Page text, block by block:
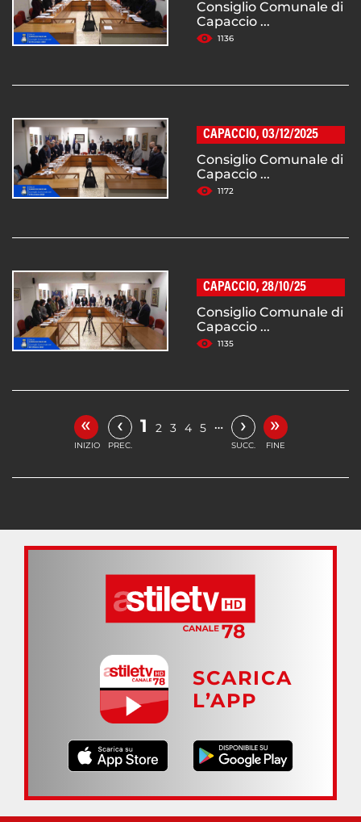
Consiglio Comunale di
Capaccio ...
1136
CAPACCIO, 03/12/2025
Consiglio Comunale di
Capaccio ...
1172
CAPACCIO, 28/10/25
Consiglio Comunale di
Capaccio ...
1135
«
INIZIO
‹
PREC.
1 2 3 4 5 … ›
SUCC.
»
FINE
SCARICA
L’APP